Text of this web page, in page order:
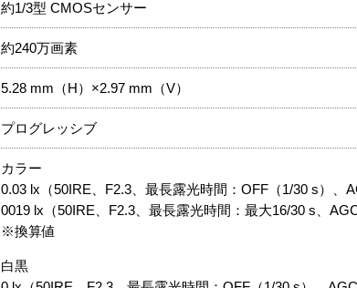
約1/3型 CMOSセンサー
約240万画素
5.28 mm（H）×2.97 mm（V）
プログレッシブ
カラー
0.03 lx（50IRE、F2.3、最長露光時間：OFF（1/30 s）、
0019 lx（50IRE、F2.3、最長露光時間：最大16/30 s、AGC
※換算値
白黒